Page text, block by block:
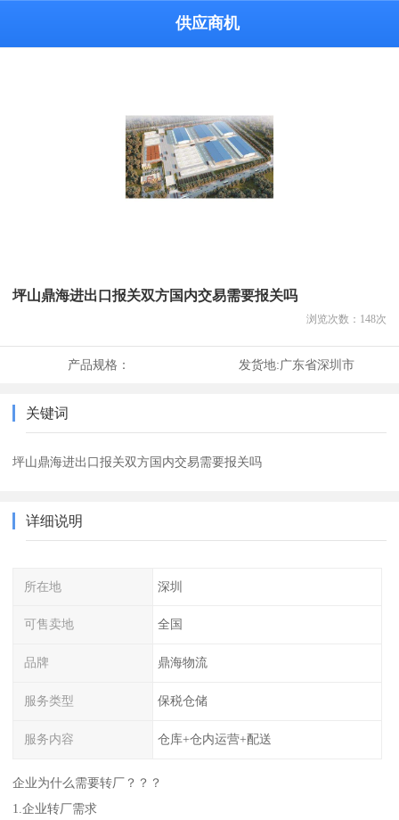
供应商机
坪山鼎海进出口报关双方国内交易需要报关吗
浏览次数： 148次
产品规格： 发货地:广东省深圳市
关键词
坪山鼎海进出口报关双方国内交易需要报关吗
详细说明
所在地 深圳
可售卖地 全国
品牌 鼎海物流
服务类型 保税仓储
服务内容 仓库+仓内运营+配送
企业为什么需要转厂？？？
1.企业转厂需求